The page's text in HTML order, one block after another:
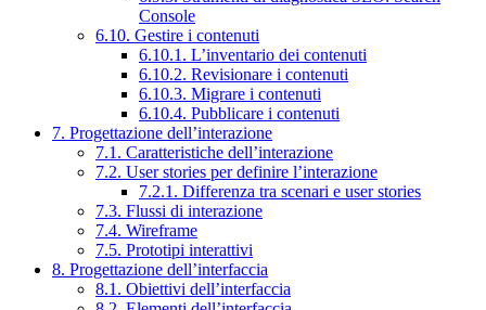
Console
6.10. Gestire i contenuti
6.10.1. L’inventario dei contenuti
6.10.2. Revisionare i contenuti
6.10.3. Migrare i contenuti
6.10.4. Pubblicare i contenuti
7. Progettazione dell’interazione
7.1. Caratteristiche dell’interazione
7.2. User stories per definire l’interazione
7.2.1. Differenza tra scenari e user stories
7.3. Flussi di interazione
7.4. Wireframe
7.5. Prototipi interattivi
8. Progettazione dell’interfaccia
8.1. Obiettivi dell’interfaccia